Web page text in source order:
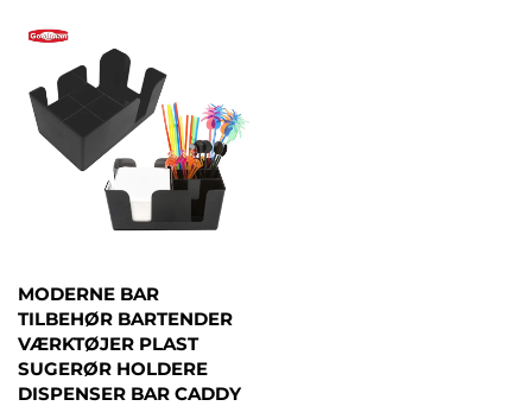
MODERNE BAR
TILBEHØR BARTENDER
VÆRKTØJER PLAST
SUGERØR HOLDERE
DISPENSER BAR CADDY